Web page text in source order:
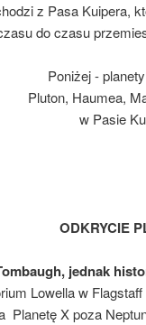
z Pasa Kuipera,
do czasu
Poniżej -
Pluton, Haumea,
w Pasie
ODKRYCIE
, jednak
Lowella w
Planetę X poza